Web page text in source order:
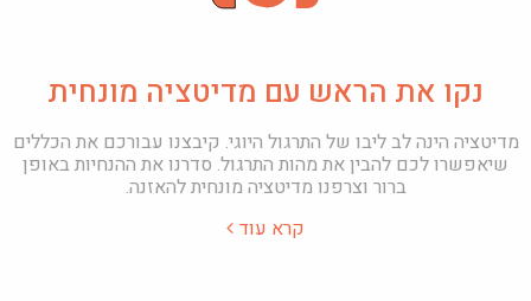
נקו את הראש עם מדיטציה מונחית
מדיטציה הינה לב ליבו של התרגול היוגי. קיבצנו עבורכם את הכללים
שיאפשרו לכם להבין את מהות התרגול. סדרנו את ההנחיות באופן
ברור וצרפנו מדיטציה מונחית להאזנה.
קרא עוד